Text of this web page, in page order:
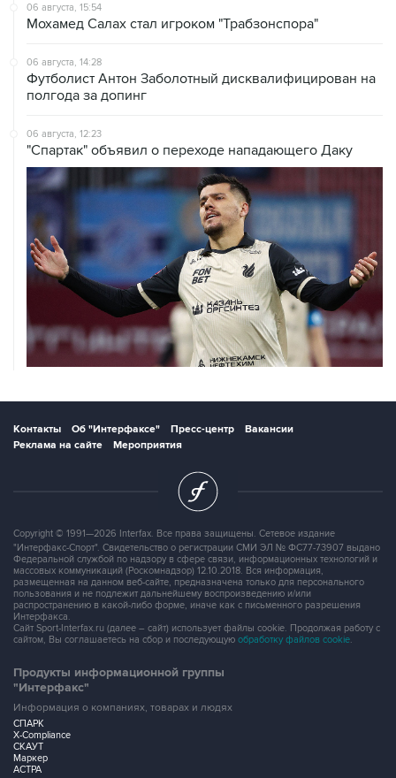
06 августа, 15:54
Мохамед Салах стал игроком "Трабзонспора"
06 августа, 14:28
Футболист Антон Заболотный дисквалифицирован на
полгода за допинг
06 августа, 12:23
"Спартак" объявил о переходе нападающего Даку
Контакты Об "Интерфаксе" Пресс-центр
Вакансии
Реклама на сайте
Мероприятия
Copyright © 1991—2026 Interfax. Все права защищены. Сетевое издание
"Интерфакс-Спорт". Свидетельство о регистрации СМИ ЭЛ № ФС77-73907 выдано
Федеральной службой по надзору в сфере связи, информационных технологий и
массовых коммуникаций (Роскомнадзор) 12.10.2018. Вся информация,
размещенная на данном веб-сайте, предназначена только для персонального
пользования и не подлежит дальнейшему воспроизведению и/или
распространению в какой-либо форме, иначе как с письменного разрешения
Интерфакса.
Сайт Sport-Interfax.ru (далее – сайт) использует файлы cookie. Продолжая работу с
сайтом, Вы соглашаетесь на сбор и последующую обработку файлов cookie.
Продукты информационной группы
"Интерфакс"
Информация о компаниях, товарах и людях
СПАРК
X-Compliance
СКАУТ
Маркер
АСТРА